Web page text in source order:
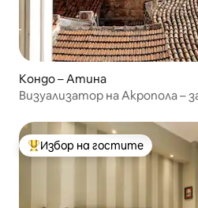
Кондо – Атина
Визуализатор на Акропола –
Най-популярен избор на
Избор на гостите